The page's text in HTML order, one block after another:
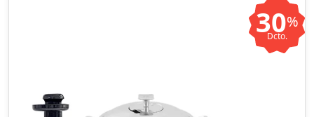
30%
Dcto.